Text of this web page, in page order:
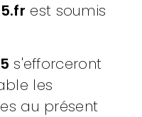
est soumis
s'efforceront
les
au présent